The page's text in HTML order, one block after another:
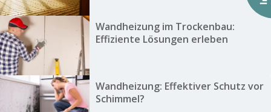
Wandheizung im Trockenbau:
Effiziente Lösungen erleben
Wandheizung: Effektiver Schutz vor
Schimmel?